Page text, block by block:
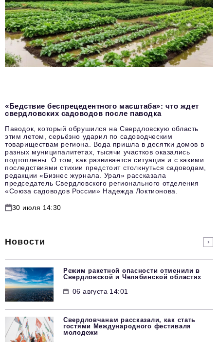
«Бедствие беспрецедентного масштаба»: что ждет
свердловских садоводов после паводка
Паводок, который обрушился на Свердловскую область
этим летом, серьёзно ударил по садоводческим
товариществам региона. Вода пришла в десятки домов в
разных муниципалитетах, тысячи участков оказались
подтоплены. О том, как развивается ситуация и с какими
последствиями стихии предстоит столкнуться садоводам,
редакции «Бизнес журнала. Урал» рассказала
председатель Свердловского регионального отделения
«Союза садоводов России» Надежда Локтионова.
30 июля 14:30
Новости
Режим ракетной опасности отменили в
Свердловской и Челябинской областях
06 августа 14:01
Свердловчанам рассказали, как стать
гостями Международного фестиваля
молодежи